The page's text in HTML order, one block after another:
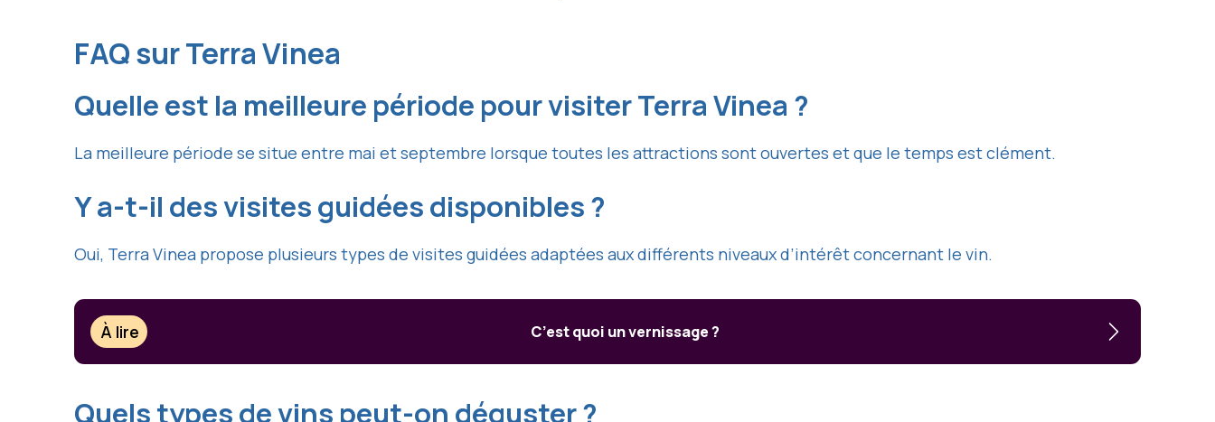
FAQ sur Terra Vinea
Quelle est la meilleure période pour visiter Terra Vinea ?
La meilleure période se situe entre mai et septembre lorsque toutes les attractions sont ouvertes et que le temps est clément.
Y a-t-il des visites guidées disponibles ?
Oui, Terra Vinea propose plusieurs types de visites guidées adaptées aux différents niveaux d’intérêt concernant le vin.
À lire C’est quoi un vernissage ?
Quels types de vins peut-on déguster ?